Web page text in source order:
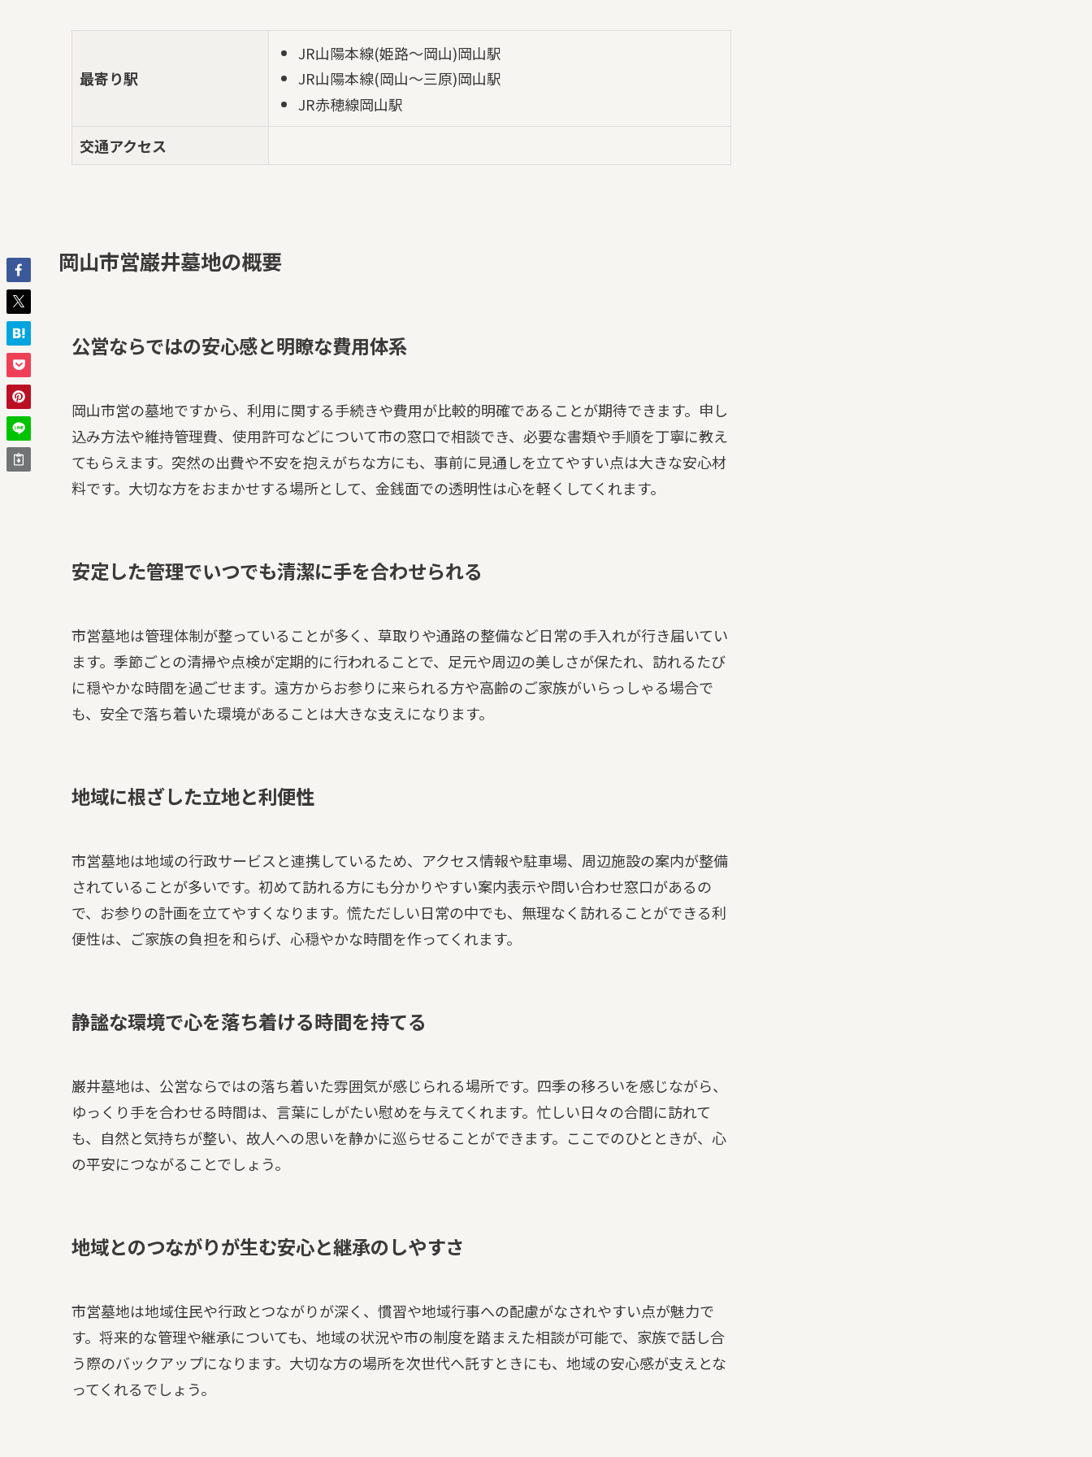
最寄り駅
JR山陽本線(姫路～岡山)岡山駅
JR山陽本線(岡山～三原)岡山駅
JR赤穂線岡山駅
交通アクセス
岡山市営巌井墓地の概要
公営ならではの安心感と明瞭な費用体系
岡山市営の墓地ですから、利用に関する手続きや費用が比較的明確であることが期待できます。申し
込み方法や維持管理費、使用許可などについて市の窓口で相談でき、必要な書類や手順を丁寧に教え
てもらえます。突然の出費や不安を抱えがちな方にも、事前に見通しを立てやすい点は大きな安心材
料です。大切な方をおまかせする場所として、金銭面での透明性は心を軽くしてくれます。
安定した管理でいつでも清潔に手を合わせられる
市営墓地は管理体制が整っていることが多く、草取りや通路の整備など日常の手入れが行き届いてい
ます。季節ごとの清掃や点検が定期的に行われることで、足元や周辺の美しさが保たれ、訪れるたび
に穏やかな時間を過ごせます。遠方からお参りに来られる方や高齢のご家族がいらっしゃる場合で
も、安全で落ち着いた環境があることは大きな支えになります。
地域に根ざした立地と利便性
市営墓地は地域の行政サービスと連携しているため、アクセス情報や駐車場、周辺施設の案内が整備
されていることが多いです。初めて訪れる方にも分かりやすい案内表示や問い合わせ窓口があるの
で、お参りの計画を立てやすくなります。慌ただしい日常の中でも、無理なく訪れることができる利
便性は、ご家族の負担を和らげ、心穏やかな時間を作ってくれます。
静謐な環境で心を落ち着ける時間を持てる
巌井墓地は、公営ならではの落ち着いた雰囲気が感じられる場所です。四季の移ろいを感じながら、
ゆっくり手を合わせる時間は、言葉にしがたい慰めを与えてくれます。忙しい日々の合間に訪れて
も、自然と気持ちが整い、故人への思いを静かに巡らせることができます。ここでのひとときが、心
の平安につながることでしょう。
地域とのつながりが生む安心と継承のしやすさ
市営墓地は地域住民や行政とつながりが深く、慣習や地域行事への配慮がなされやすい点が魅力で
す。将来的な管理や継承についても、地域の状況や市の制度を踏まえた相談が可能で、家族で話し合
う際のバックアップになります。大切な方の場所を次世代へ託すときにも、地域の安心感が支えとな
ってくれるでしょう。